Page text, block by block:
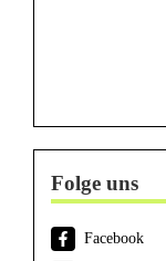
Folge uns
Facebook